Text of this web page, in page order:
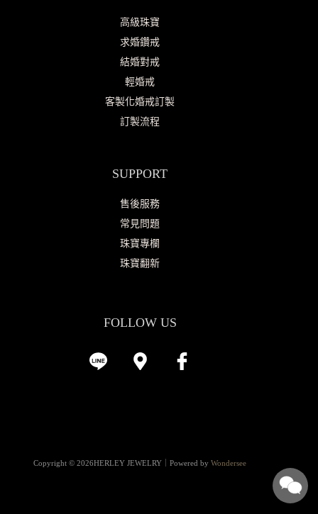
高級珠寶
求婚鑽戒
結婚對戒
輕婚戒
客製化婚戒訂製
訂製流程
SUPPORT
售後服務
常見問題
珠寶專欄
珠寶翻新
FOLLOW US
Copyright © 2026HERLEY JEWELRY｜Powered byWondersee